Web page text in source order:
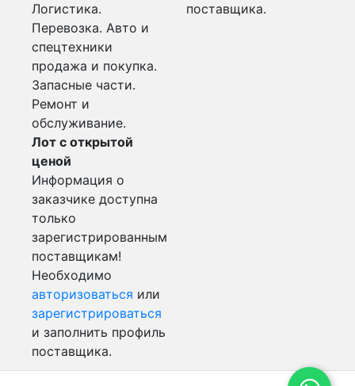
Логистика.
Перевозка. Авто и
спецтехники
продажа и покупка.
Запасные части.
Ремонт и
обслуживание.
Лот с открытой
ценой
Информация о
заказчике доступна
только
зарегистрированным
поставщикам!
Необходимо
авторизоваться или
зарегистрироваться
и заполнить профиль
поставщика.
поставщика.